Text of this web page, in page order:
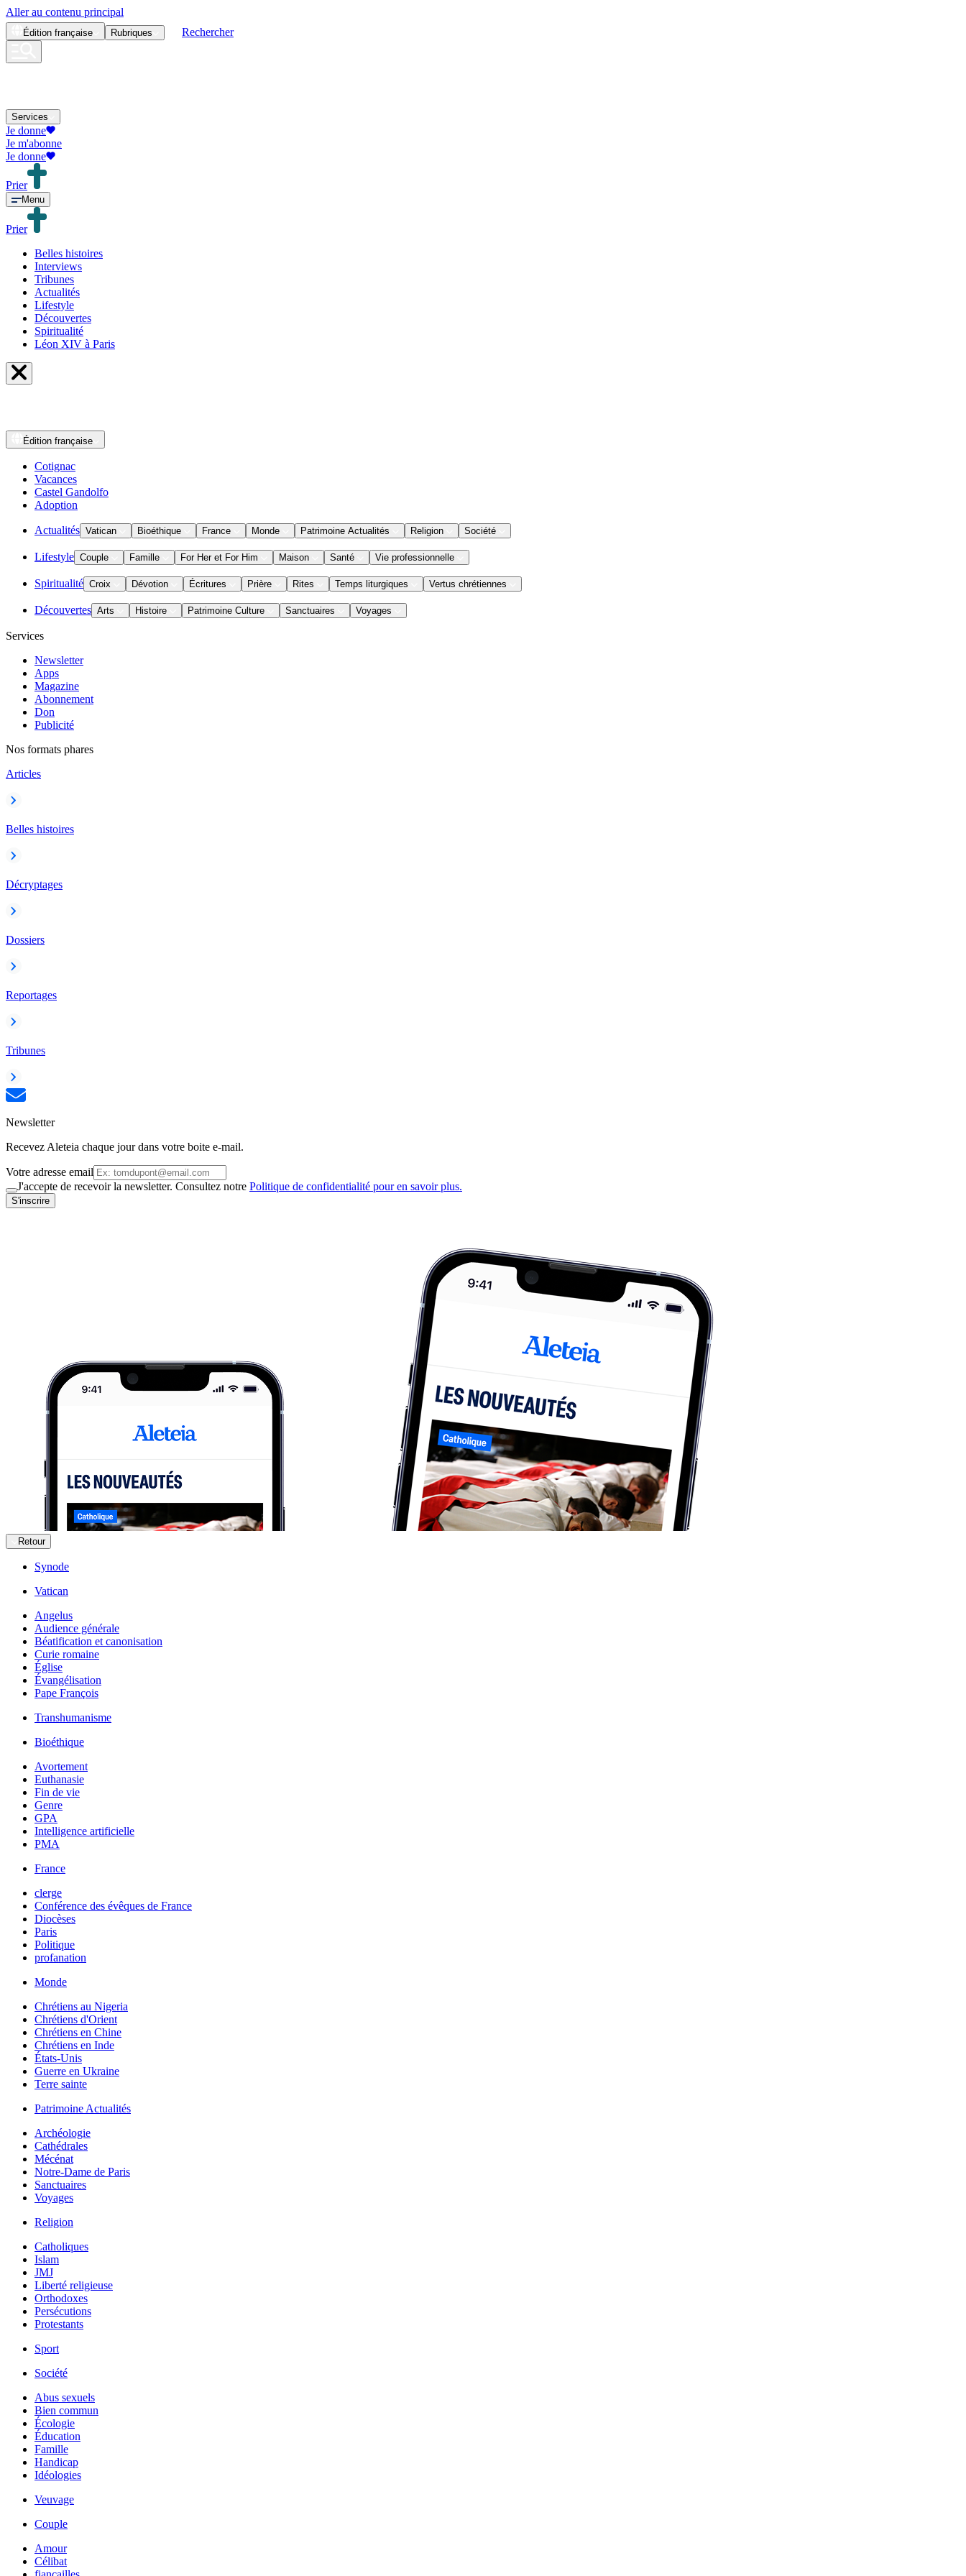
Aller au contenu principal
Édition française Rubriques Rechercher
Services
Je donne
Je m'abonne
Je donne
Prier
Menu
Prier
Belles histoires
Interviews
Tribunes
Actualités
Lifestyle
Découvertes
Spiritualité
Léon XIV à Paris
Édition française
Cotignac
Vacances
Castel Gandolfo
Adoption
Actualités Vatican Bioéthique France Monde Patrimoine Actualités Religion Société
Lifestyle Couple Famille For Her et For Him Maison Santé Vie professionnelle
Spiritualité Croix Dévotion Écritures Prière Rites Temps liturgiques Vertus chrétiennes
Découvertes Arts Histoire Patrimoine Culture Sanctuaires Voyages
Services
Newsletter
Apps
Magazine
Abonnement
Don
Publicité
Nos formats phares
Articles
Belles histoires
Décryptages
Dossiers
Reportages
Tribunes
Newsletter
Recevez Aleteia chaque jour dans votre boite e-mail.
Votre adresse email
J'accepte de recevoir la newsletter. Consultez notre Politique de confidentialité pour en savoir plus.
S'inscrire
Retour
Synode
Vatican
Angelus
Audience générale
Béatification et canonisation
Curie romaine
Église
Évangélisation
Pape François
Transhumanisme
Bioéthique
Avortement
Euthanasie
Fin de vie
Genre
GPA
Intelligence artificielle
PMA
France
clerge
Conférence des évêques de France
Diocèses
Paris
Politique
profanation
Monde
Chrétiens au Nigeria
Chrétiens d'Orient
Chrétiens en Chine
Chrétiens en Inde
États-Unis
Guerre en Ukraine
Terre sainte
Patrimoine Actualités
Archéologie
Cathédrales
Mécénat
Notre-Dame de Paris
Sanctuaires
Voyages
Religion
Catholiques
Islam
JMJ
Liberté religieuse
Orthodoxes
Persécutions
Protestants
Sport
Société
Abus sexuels
Bien commun
Écologie
Éducation
Famille
Handicap
Idéologies
Veuvage
Couple
Amour
Célibat